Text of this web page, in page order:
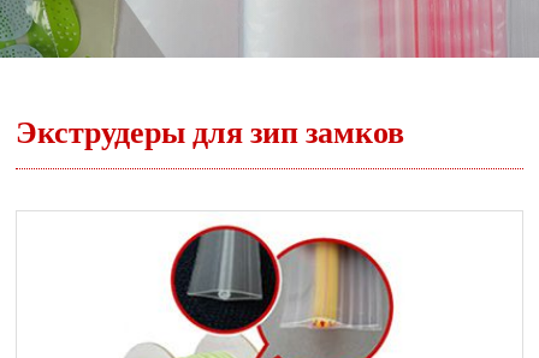
Экструдеры для зип замков